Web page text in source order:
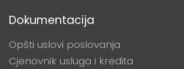
Dokumentacija
Opšti uslovi poslovanja
Cjenovnik usluga i kredita